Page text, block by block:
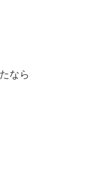
なら